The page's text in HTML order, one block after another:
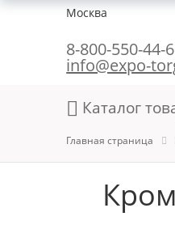
Москва
8-800-550-44-
info@expo-
Каталог
Главная страница